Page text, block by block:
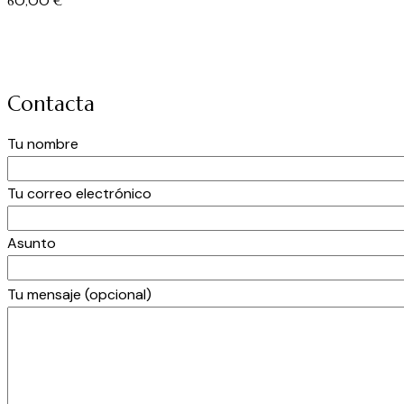
Contacta
Tu nombre
Tu correo electrónico
Asunto
Por
Tu mensaje (opcional)